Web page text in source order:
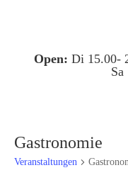
Open: Di 15.00-
Gastronomie
Veranstaltungen